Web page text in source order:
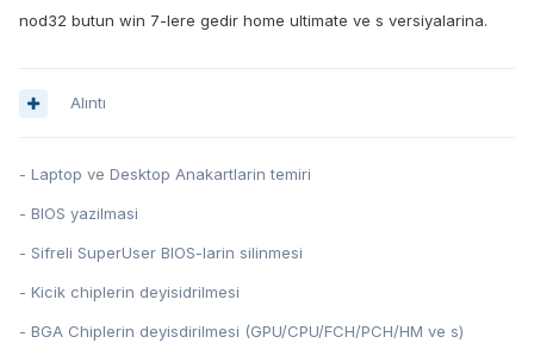
nod32 butun win 7-lere gedir home ultimate ve s versiyalarina.
Alıntı
- Laptop ve Desktop Anakartlarin temiri
- BIOS yazilmasi
- Sifreli SuperUser BIOS-larin silinmesi
- Kicik chiplerin deyisidrilmesi
- BGA Chiplerin deyisdirilmesi (GPU/CPU/FCH/PCH/HM ve s)